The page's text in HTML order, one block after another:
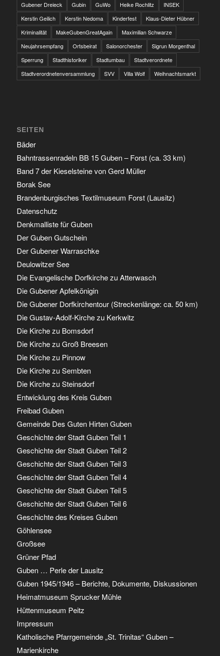
Gubener Dreieck
Gubin GuWo Heike Rochlitz
INSEK
Kerstin Geilich
Kerstin Nedoma Kinderfest
Klaus-Dieter Hübner
Kriminalität
MakeGubenGreatAgain
Maximilian Schwarze
Neujahrsempfang
Ortsbeirat Salonorchester
Sigrun Morgenthal
Sperrung
Stadthistoriker Stadtumbau
Stadtverordnete
Stadtverordnetenversammlung
SVV Villa Wolf Weihnachtsmarkt
SEITEN
Bäder
Bahntrassenradeln BB 15 Guben – Forst (ca. 33 km)
Band 7 der Kieselsteine von Gerd Müller
Borak See
Brandenburgisches Textilmuseum Forst (Lausitz)
Datenschutz
Denkmalliste für Guben
Der Guben Gutschein
Der Gubener Warraschke
Deulowitzer See
Die Evangelische Dorfkirche zu Atterwasch
Die Gubener Apfelkönigin
Die Gubener Dorfkirchentour (Streckenlänge: ca. 50 km)
Die Gustav-Adolf-Kirche zu Kerkwitz
Die Kirche zu Bomsdorf
Die Kirche zu Groß Breesen
Die Kirche zu Pinnow
Die Kirche zu Sembten
Die Kirche zu Steinsdorf
Entwicklung des Kreis Guben
Freibad Guben
Gemeinde Des Guten Hirten Guben
Geschichte der Stadt Guben Teil 1
Geschichte der Stadt Guben Teil 2
Geschichte der Stadt Guben Teil 3
Geschichte der Stadt Guben Teil 4
Geschichte der Stadt Guben Teil 5
Geschichte der Stadt Guben Teil 6
Geschichte des Kreises Guben
Göhlensee
Großsee
Grüner Pfad
Guben … Perle der Lausitz
Guben 1945/1946 – Berichte, Dokumente, Diskussionen
Heimatmuseum Sprucker Mühle
Hüttenmuseum Peitz
Impressum
Katholische Pfarrgemeinde „St. Trinitas“ Guben –
Marienkirche